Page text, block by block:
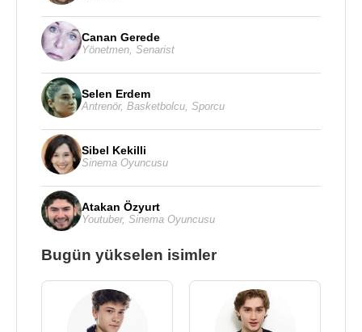
Canan Gerede
Yönetmen Senarist
Selen Erdem
Antrenör, Basketbolcu Sporcu
Sibel Kekilli
Sinema Oyuncusu
Atakan Özyurt
Youtuber, Sinema Oyuncusu
Bugün yükselen isimler